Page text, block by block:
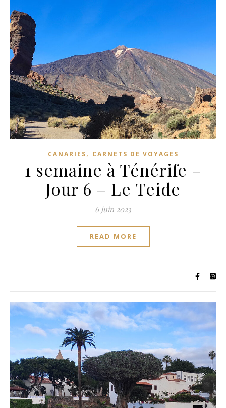
CANARIES, CARNETS DE VOYAGES
1 semaine à Ténérife –
Jour 6 – Le Teide
6 juin 2023
READ MORE